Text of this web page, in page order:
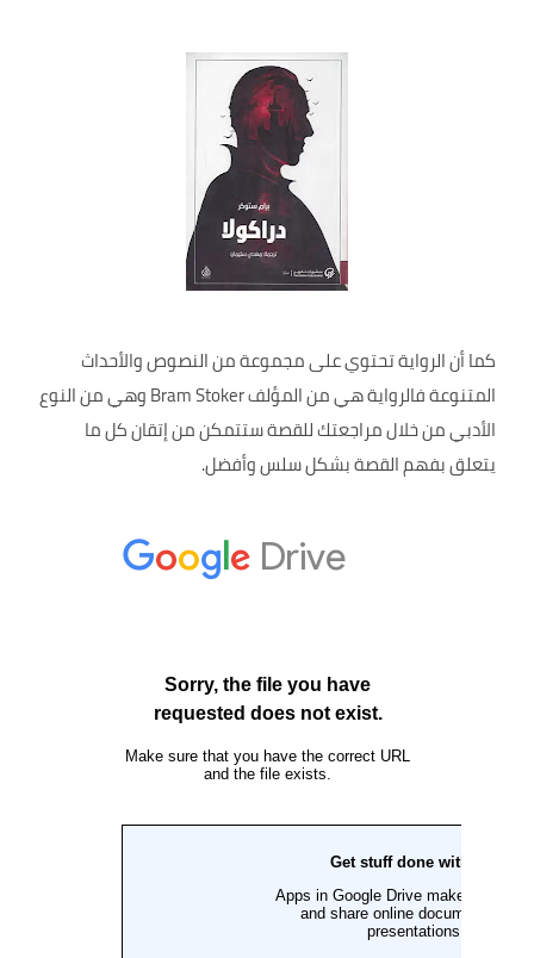
كما أن الرواية تحتوي على مجموعة من النصوص والأحداث
المتنوعة فالرواية هي من المؤلف Bram Stoker وهي من النوع
الأدبي من خلال مراجعتك للقصة ستتمكن من إتقان كل ما
يتعلق بفهم القصة بشكل سلس وأفضل.